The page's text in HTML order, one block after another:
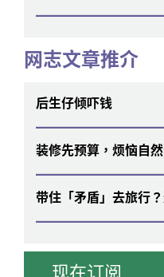
网志文章推介
后生仔倾吓钱
装修先预算，烦恼自
带住「矛盾」去旅行
现在订阅